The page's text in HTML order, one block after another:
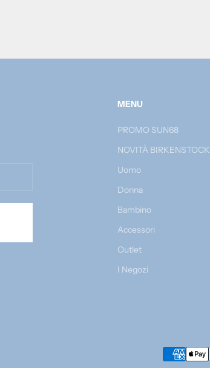
MENU
PROMO SUN68
NOVITÀ BIRKENSTOCK
Uomo
Donna
Bambino
Accessori
Outlet
I Negozi